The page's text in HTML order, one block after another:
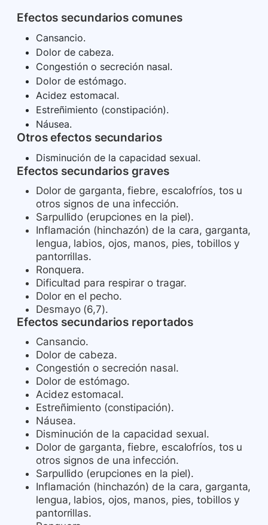
Efectos secundarios comunes
Cansancio.
Dolor de cabeza.
Congestión o secreción nasal.
Dolor de estómago.
Acidez estomacal.
Estreñimiento (constipación).
Náusea.
Otros efectos secundarios
Disminución de la capacidad sexual.
Efectos secundarios graves
Dolor de garganta, fiebre, escalofríos, tos u
otros signos de una infección.
Sarpullido (erupciones en la piel).
Inflamación (hinchazón) de la cara, garganta,
lengua, labios, ojos, manos, pies, tobillos y
pantorrillas.
Ronquera.
Dificultad para respirar o tragar.
Dolor en el pecho.
Desmayo (6,7).
Efectos secundarios reportados
Cansancio.
Dolor de cabeza.
Congestión o secreción nasal.
Dolor de estómago.
Acidez estomacal.
Estreñimiento (constipación).
Náusea.
Disminución de la capacidad sexual.
Dolor de garganta, fiebre, escalofríos, tos u
otros signos de una infección.
Sarpullido (erupciones en la piel).
Inflamación (hinchazón) de la cara, garganta,
lengua, labios, ojos, manos, pies, tobillos y
pantorrillas.